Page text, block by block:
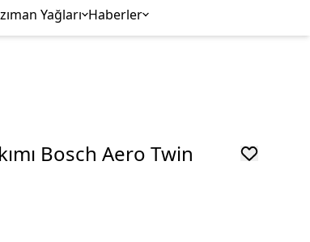
Yağları Haberler
Bosch Aero Twin